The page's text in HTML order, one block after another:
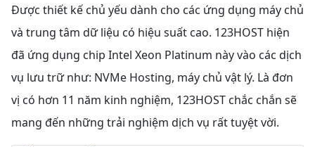
Được thiết kế chủ yếu dành cho các ứng dụng máy chủ
và trung tâm dữ liệu có hiệu suất cao. 123HOST hiện
đã ứng dụng chip Intel Xeon Platinum này vào các dịch
vụ lưu trữ như: NVMe Hosting, máy chủ vật lý. Là đơn
vị có hơn 11 năm kinh nghiệm, 123HOST chắc chắn sẽ
mang đến những trải nghiệm dịch vụ rất tuyệt vời.